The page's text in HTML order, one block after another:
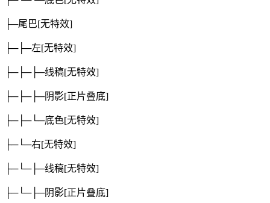
├─尾巴[无特效]
├─├─左[无特效]
├─├─├─线稿[无特效]
├─├─├─阴影[正片叠底]
├─├─└─底色[无特效]
├─└─右[无特效]
├─└─├─线稿[无特效]
├─└─├─阴影[正片叠底]